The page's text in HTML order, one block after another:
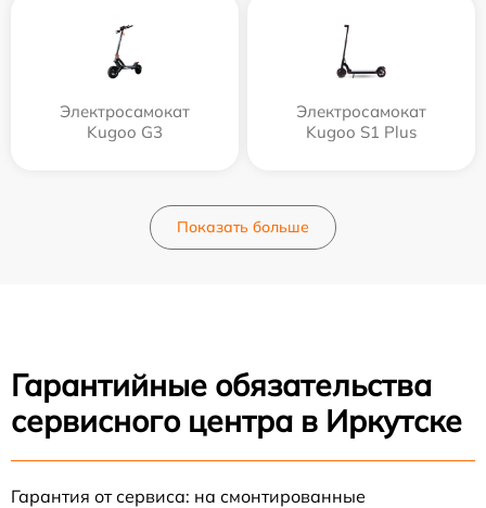
Электросамокат
Kugoo G3
Электросамокат
Kugoo S1 Plus
Показать больше
Гарантийные обязательства
сервисного центра в Иркутске
Гарантия от сервиса: на смонтированные